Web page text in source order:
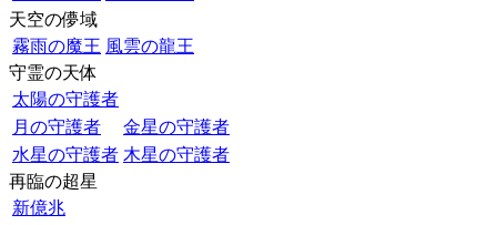
天空の儚域
霧雨の魔王 風雲の龍王
守霊の天体
太陽の守護者
月の守護者
金星の守護者
水星の守護者 木星の守護者
再臨の超星
新億兆